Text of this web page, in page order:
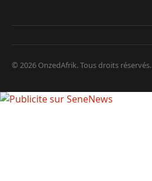
© 2026 OnzedAfrik. Tous droits réservés.